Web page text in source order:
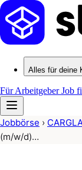
Alles für deine
Für ArbeitgeberJob
Jobbörse ›
(m/w/d)…